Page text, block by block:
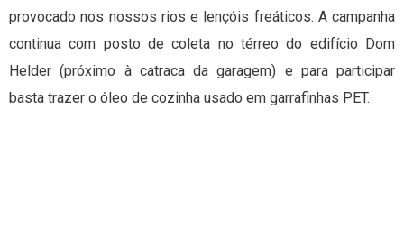
provocado nos nossos rios e lençóis freáticos. A campanha
continua com posto de coleta no térreo do edifício Dom
Helder (próximo à catraca da garagem) e para participar
basta trazer o óleo de cozinha usado em garrafinhas PET.